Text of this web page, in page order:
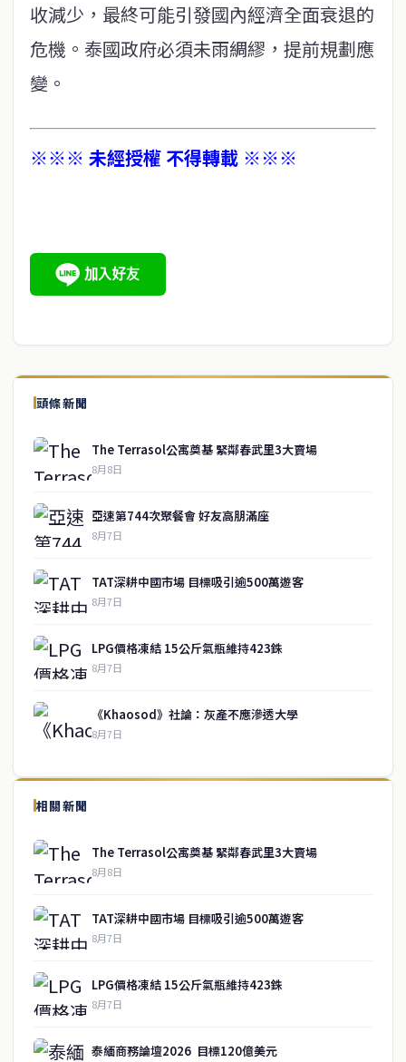
收減少，最終可能引發國內經濟全面衰退的
危機。泰國政府必須未雨綢繆，提前規劃應
變。
※※※ 未經授權 不得轉載 ※※※
頭條新聞
The Terrasol公寓奠基 緊鄰春武里3大賣場
8月8日
亞速第744次聚餐會 好友高朋滿座
8月7日
TAT深耕中國市場 目標吸引逾500萬遊客
8月7日
LPG價格凍結 15公斤氣瓶維持423銖
8月7日
《Khaosod》社論：灰產不應滲透大學
8月7日
相關新聞
The Terrasol公寓奠基 緊鄰春武里3大賣場
8月8日
TAT深耕中國市場 目標吸引逾500萬遊客
8月7日
LPG價格凍結 15公斤氣瓶維持423銖
8月7日
泰緬商務論壇2026 目標120億美元
泰國中文新聞（TCN）是一家總部設於曼谷的中文新聞媒體，致力於
報導泰國當地政治、經濟、華人社群與社會時事，為在泰華人讀者提
供即時、客觀、多元的中文新聞內容。
快速連結
即時
政治
綜合
工商
service@thaichinesenews.com ↑ 回到頂端